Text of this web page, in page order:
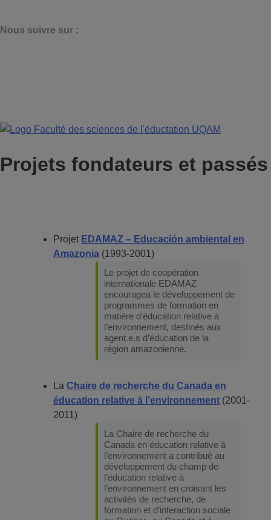
N ous suivre sur :
Projets fondateurs et passés
Projet EDAMAZ – Educación ambiental en
Amazonia (1993-2001)
Le projet de coopération
internationale EDAMAZ
encouragea le développement de
programmes de formation en
matière d’éducation relative à
l’environnement, destinés aux
agent.e.s d’éducation de la
région amazonienne.
La Chaire de recherche du Canada en
éducation relative à l’environnement (2001-
2011)
La Chaire de recherche du
Canada en éducation relative à
l’environnement a contribué au
développement du champ de
l’éducation relative à
l’environnement en croisant les
activités de recherche, de
formation et d’interaction sociale